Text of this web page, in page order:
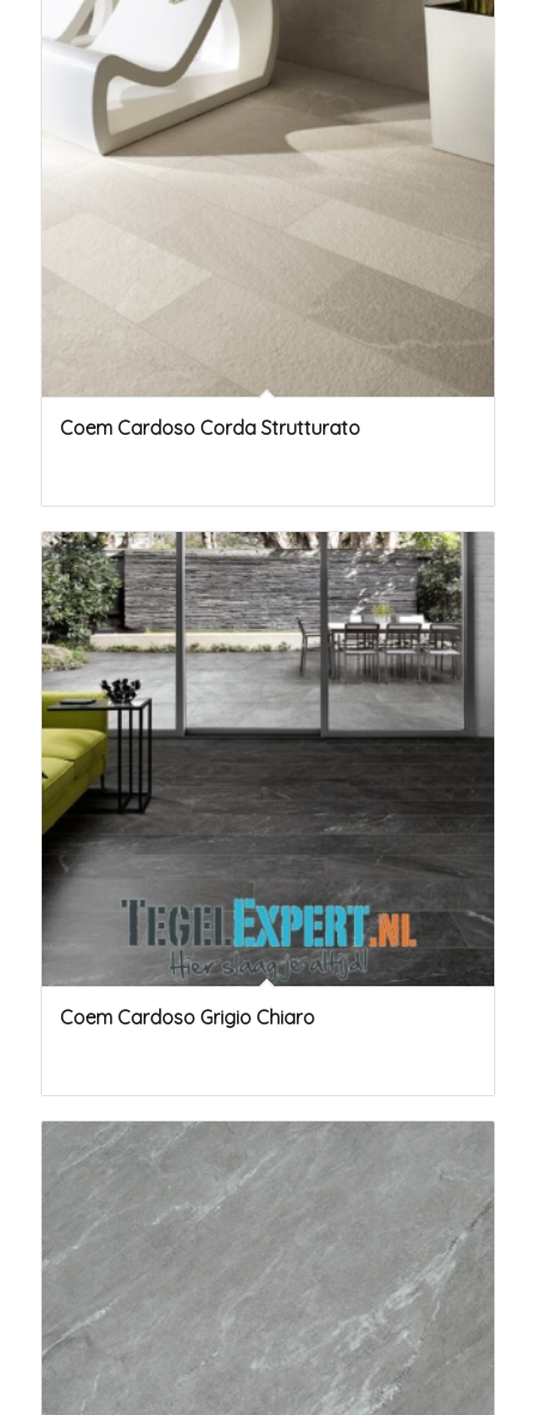
Coem Cardoso Corda Strutturato
Coem Cardoso Grigio Chiaro